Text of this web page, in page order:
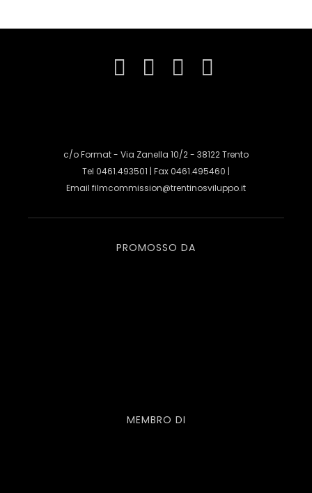
c/o Format - Via Zanella 10/2 - 38122 Trento
Tel 0461.493501 | Fax 0461.495460 |
Email filmcommission@trentinosviluppo.it
PROMOSSO DA
MEMBRO DI